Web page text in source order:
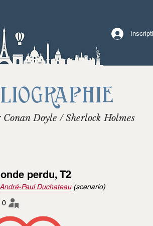
Doyle / Sherlock Holmes
perdu, T2
André-Paul Duchateau(scenario)
0